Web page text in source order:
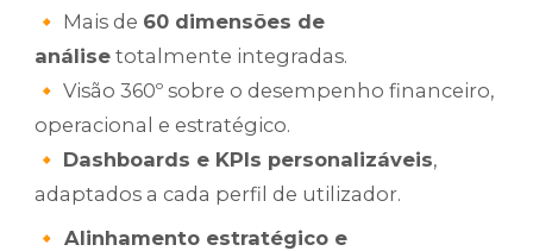
🔸 Mais de 60 dimensões de
análisetotalmente integradas.
🔸 Visão 360º sobre o desempenho financeiro,
operacional e estratégico.
🔸 Dashboards e KPIs personalizáveis,
adaptados a cada perfil de utilizador.
🔸 Alinhamento estratégico e